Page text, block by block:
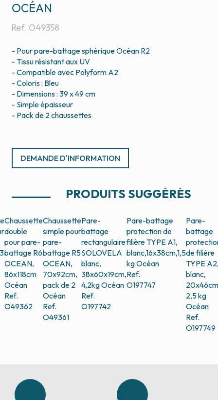
Ref. O49358
OCÉAN
- Pour pare-battage sphérique Océan R2
- Tissu résistant aux UV
- Compatible avec Polyform A2
- Coloris : Bleu
- Dimensions : 39 x 49 cm
- Simple épaisseur
- Pack de 2 chaussettes
DEMANDE D'INFORMATION
PRODUITS SUGGÉRÉS
Chaussette
double
pour pare-
battage R6
OCEAN,
86x118cm
Océan
Ref.
O49362
Chaussette
simple pour
pare-
battage R5
OCEAN,
70x92cm,
pack de 2
Océan
Ref.
O49361
Pare-
battage
rectangulaire
SOLOVELA
blanc,
38x60x19cm,
4,2kgOcéan
Ref.
O197742
Pare-battage
protection de
filière TYPE A1,
blanc,16x38cm,1,5
kgOcéan
Ref.
O197747
Pare-
battage
de filière
TYPE
blanc,
2,5 kg
Océan
Ref.
O197749